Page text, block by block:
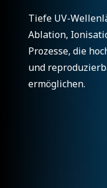
Tiefe UV-
Ablation,
Prozesse, die
und
ermöglichen.